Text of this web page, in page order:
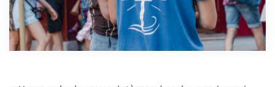
AIX 3 JUIN 2025